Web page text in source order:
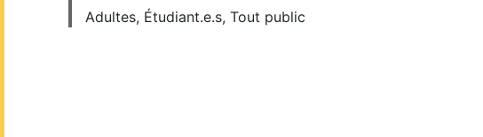
Adultes, Étudiant.e.s, Tout public